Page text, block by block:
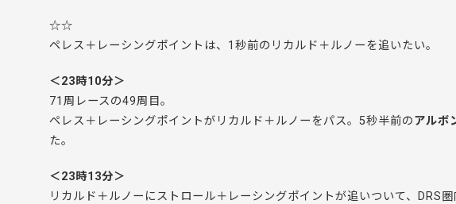
☆☆
ペレス＋レーシングポイントは、1秒前のリカルド＋ルノーを追いたい。
＜23時10分＞
71周レースの49周目。
ペレス＋レーシングポイントがリカルド＋ルノーをパス。5秒半前のアルボ
た。
＜23時13分＞
リカルド＋ルノーにストロール＋レーシングポイントが追いついて、DRS圏